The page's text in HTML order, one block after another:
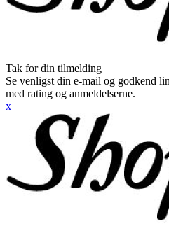
Tak for din tilmelding
Se venligst din e-mail og godkend
med rating og anmeldelserne.
x